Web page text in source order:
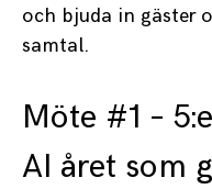
och bjuda in gäster
samtal.
Möte #1 –
AI året som